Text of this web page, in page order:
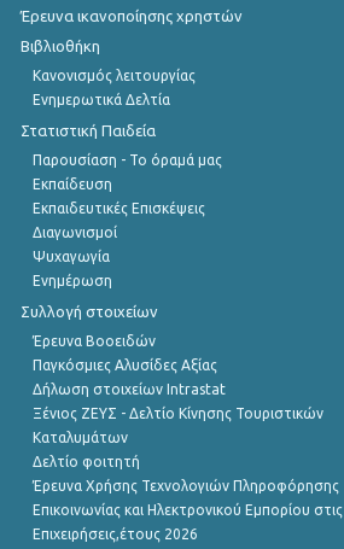
Έρευνα ικανοποίησης χρηστών
Βιβλιοθήκη
Κανονισμός λειτουργίας
Ενημερωτικά Δελτία
Στατιστική Παιδεία
Παρουσίαση - Το όραμά μας
Εκπαίδευση
Εκπαιδευτικές Επισκέψεις
Διαγωνισμοί
Ψυχαγωγία
Ενημέρωση
Συλλογή στοιχείων
Έρευνα Βοοειδών
Παγκόσμιες Αλυσίδες Αξίας
Δήλωση στοιχείων Intrastat
Ξένιος ΖΕΥΣ - Δελτίο Κίνησης Τουριστικών
Καταλυμάτων
Δελτίο φοιτητή
Έρευνα Χρήσης Τεχνολογιών Πληροφόρησης
Επικοινωνίας και Ηλεκτρονικού Εμπορίου στις
Επιχειρήσεις,έτους 2026